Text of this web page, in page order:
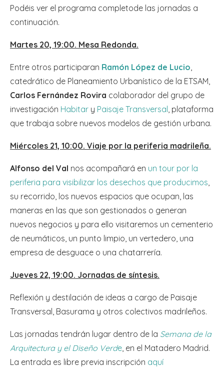
Podéis ver el programa completode las jornadas a
continuación.
Martes 20, 19:00. Mesa Redonda.
Entre otros participaran Ramón López de Lucio
catedrático de Planeamiento Urbanístico de la ETSAM,
Carlos Fernández Rovira colaborador del grupo de
investigación Habitar y Paisaje Transversal , plataforma
que trabaja sobre nuevos modelos de gestión urbana.
Miércoles 21, 10:00. Viaje por la periferia madrileña.
Alfonso del Val nos acompañará en un tour por la
periferia para visibilizar los desechos que producimos
su recorrido, los nuevos espacios que ocupan, las
maneras en las que son gestionados o generan
nuevos negocios y para ello visitaremos un cementerio
de neumáticos, un punto limpio, un vertedero, una
empresa de desguace o una chatarrería.
Jueves 22, 19:00. Jornadas de síntesis.
Reflexión y destilación de ideas a cargo de Paisaje
Transversal, Basurama y otros colectivos madrileños.
Las jornadas tendrán lugar dentro de la Semana de la
Arquitectura y el Diseño Verde , en el Matadero Madrid.
La entrada es libre previa inscripción aquí